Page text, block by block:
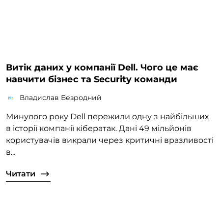
Витік даних у компанії Dell. Чого це має
навчити бізнес та Security команди
Владислав Безродний
Минулого року Dell пережили одну з найбільших
в історії компанії кібератак. Дані 49 мільйонів
користувачів викрали через критичні вразливості
в...
Читати